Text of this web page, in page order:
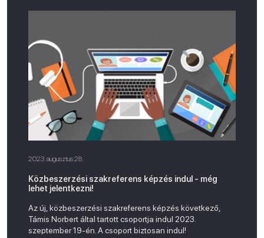
2023. augusztus 28.
Közbeszerzési szakreferens képzés indul - még
lehet jelentkezni!
Az új, közbeszerzési szakreferens képzés következő,
Támis Norbert által tartott csoportja indul 2023.
szeptember 19-én. A csoport biztosan indul!